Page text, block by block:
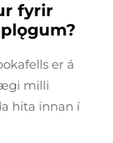
fyrir
er á
milli
hita innan í